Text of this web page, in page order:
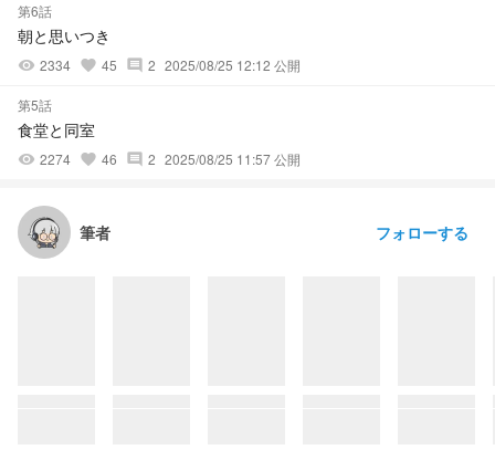
第6話
朝と思いつき
visibility 2334 favorite 45 comment 2 2025/08/25 12:12 公開
第5話
食堂と同室
visibility 2274 favorite 46 comment 2 2025/08/25 11:57 公開
筆者 フォローする